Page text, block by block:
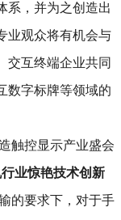
系，并为之创造出
业观众将有机会与
交互终端企业共同
数字标牌等领域的
业惊艳技术创新
的要求下，对于手